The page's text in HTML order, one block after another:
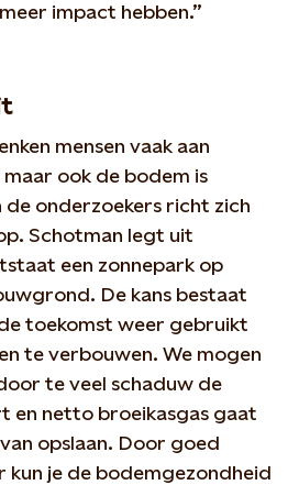
impact hebben.”
mensen vaak aan
ook de bodem is
de onderzoekers richt zich
Schotman legt uit
een zonnepark op
De kans bestaat
toekomst weer gebruikt
te verbouwen. We mogen
te veel schaduw de
en netto broeikasgas gaat
opslaan. Door goed
kun je de bodemgezondheid